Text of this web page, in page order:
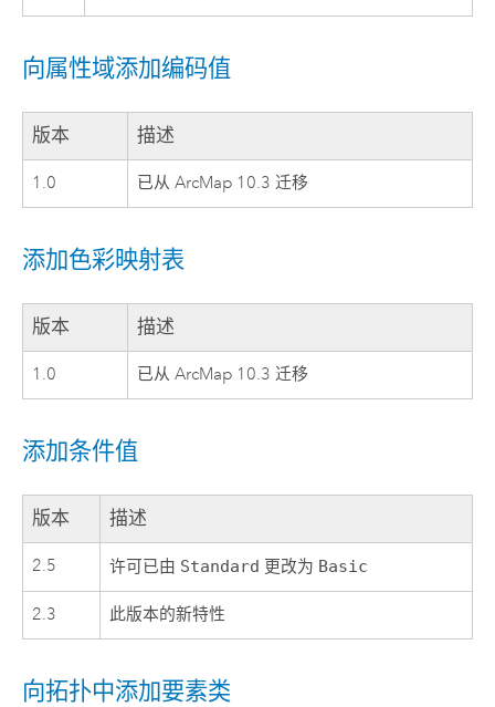
向属性域添加编码值
版本 描述
1.0 已从 ArcMap 10.3 迁移
添加色彩映射表
版本 描述
1.0 已从 ArcMap 10.3 迁移
添加条件值
版本 描述
2.5 许可已由 Standard 更改为 Basic
2.3 此版本的新特性
向拓扑中添加要素类